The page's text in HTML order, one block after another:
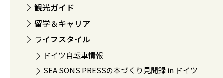
観光ガイド
留学＆キャリア
ライフスタイル
ドイツ自転車情報
SEA SONS PRESSの本づくり見聞録 in ドイツ